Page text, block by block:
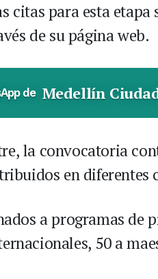
citas para esta
de su página web.
de Medellín
la convocatoria
en diferentes
a programas de
50 a